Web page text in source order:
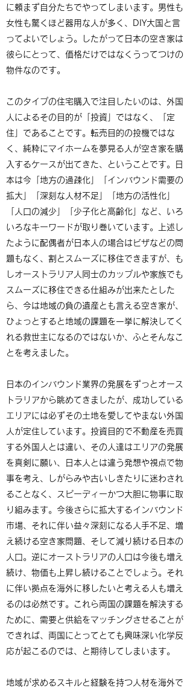
に頼まず自分たちでやってしまいます。男性も
女性も驚くほど器用な人が多く、DIY大国と言
ってよいでしょう。したがって日本の空き家は
彼らにとって、価格だけではなくうってつけの
物件なのです。
このタイプの住宅購入で注目したいのは、外国
人によるその目的が「投資」ではなく、「定
住」であることです。転売目的の投機ではな
く、純粋にマイホームを夢見る人が空き家を購
入するケースが出てきた、ということです。日
本は今「地方の過疎化」「インバウンド需要の
拡大」「深刻な人材不足」「地方の活性化」
「人口の減少」「少子化と高齢化」など、いろ
いろなキーワードが取り巻いています。上述し
たように配偶者が日本人の場合はビザなどの問
題もなく、割とスムーズに移住できますが、も
しオーストラリア人同士のカップルや家族でも
スムーズに移住できる仕組みが出来たとした
ら、今は地域の負の遺産とも言える空き家が、
ひょっとすると地域の課題を一挙に解決してく
れる救世主になるのではないか、ふとそんなこ
とを考えました。
日本のインバウンド業界の発展をずっとオース
トラリアから眺めてきましたが、成功している
エリアには必ずその土地を愛してやまない外国
人が定住しています。投資目的で不動産を売買
する外国人とは違い、その人達はエリアの発展
を真剣に願い、日本人とは違う発想や視点で物
事を考え、しがらみや古いしきたりに迷わされ
ることなく、スピーディーかつ大胆に物事に取
り組みます。今後さらに拡大するインバウンド
市場、それに伴い益々深刻になる人手不足、増
え続ける空き家問題、そして減り続ける日本の
人口。逆にオーストラリアの人口は今後も増え
続け、物価も上昇し続けることでしょう。それ
に伴い拠点を海外に移したいと考える人も増え
るのは必然です。これら両国の課題を解決する
ために、需要と供給をマッチングさせることが
できれば、両国にとってとても興味深い化学反
応が起こるのでは、と期待してしまいます。
地域が求めるスキルと経験を持つ人材を海外で